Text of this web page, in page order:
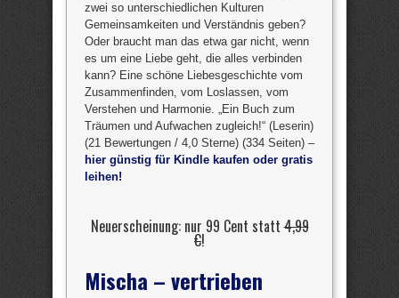
zwei so unterschiedlichen Kulturen
Gemeinsamkeiten und Verständnis geben?
Oder braucht man das etwa gar nicht, wenn
es um eine Liebe geht, die alles verbinden
kann? Eine schöne Liebesgeschichte vom
Zusammenfinden, vom Loslassen, vom
Verstehen und Harmonie. „Ein Buch zum
Träumen und Aufwachen zugleich!“ (Leserin)
(21 Bewertungen / 4,0 Sterne) (334 Seiten) –
hier günstig für Kindle kaufen oder gratis
leihen!
Neuerscheinung: nur 99 Cent statt4,99
€!
Mischa – vertrieben